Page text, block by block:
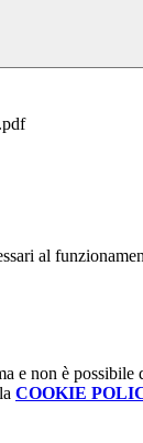
al
e non è possibile
COOKIE